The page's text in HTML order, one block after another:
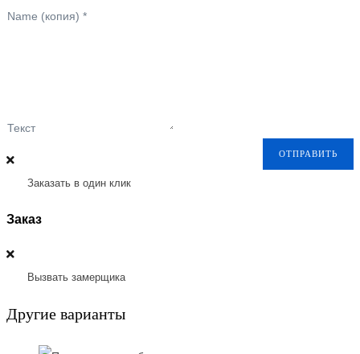
Name (копия) *
Текст
ОТПРАВИТЬ
Заказать в один клик
Заказ
Вызвать замерщика
Другие варианты